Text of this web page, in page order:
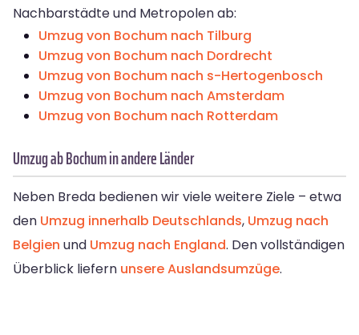
Nachbarstädte und Metropolen ab:
Umzug von Bochum nach Tilburg
Umzug von Bochum nach Dordrecht
Umzug von Bochum nach s-Hertogenbosch
Umzug von Bochum nach Amsterdam
Umzug von Bochum nach Rotterdam
Umzug ab Bochum in andere Länder
Neben Breda bedienen wir viele weitere Ziele – etwa
den Umzug innerhalb Deutschlands, Umzug nach
Belgien und Umzug nach England. Den vollständigen
Überblick liefern unsere Auslandsumzüge.